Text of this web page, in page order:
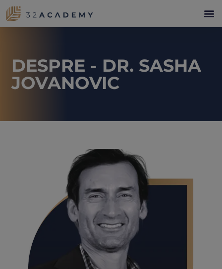
DESPRE - DR. SASHA
JOVANOVIC